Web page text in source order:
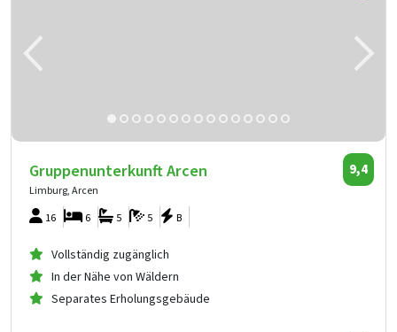
Gruppenunterkunft Arcen
Limburg, Arcen
9,4
16 5
5 B
6
Vollständig zugänglich
In der Nähe von Wäldern
Separates Erholungsgebäude